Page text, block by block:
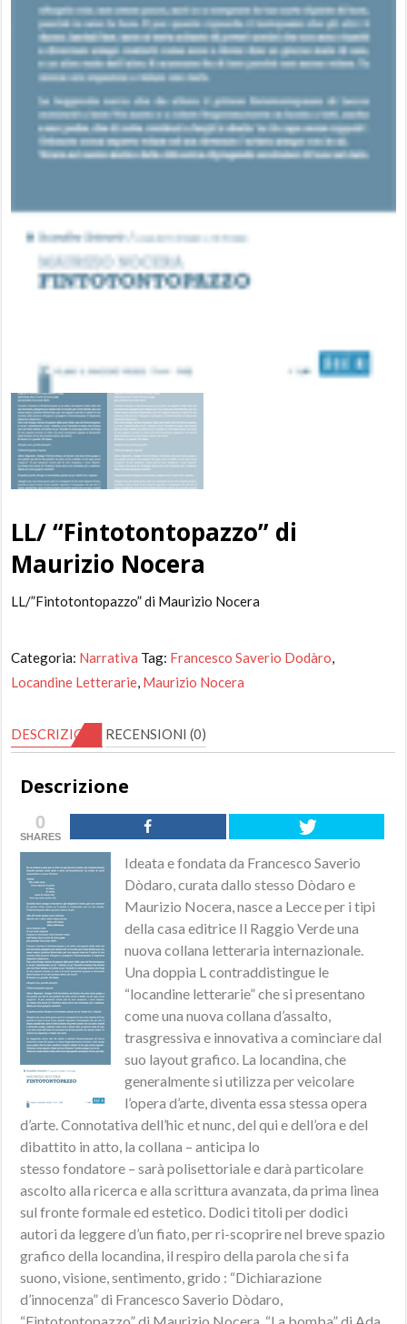
LL/ “Fintotontopazzo” di
Maurizio Nocera
LL/”Fintotontopazzo” di Maurizio Nocera
Categoria: Narrativa Tag: Francesco Saverio Dodàro,
Locandine Letterarie, Maurizio Nocera
DESCRIZIONE RECENSIONI (0)
Descrizione
0
SHARES
Ideata e fondata da Francesco Saverio
Dòdaro, curata dallo stesso Dòdaro e
Maurizio Nocera, nasce a Lecce per i tipi
della casa editrice Il Raggio Verde una
nuova collana letteraria internazionale.
Una doppia L contraddistingue le
“locandine letterarie” che si presentano
come una nuova collana d’assalto,
trasgressiva e innovativa a cominciare dal
suo layout grafico. La locandina, che
generalmente si utilizza per veicolare
l’opera d’arte, diventa essa stessa opera
d’arte. Connotativa dell’hic et nunc, del qui e dell’ora e del
dibattito in atto, la collana – anticipa lo
stesso fondatore – sarà polisettoriale e darà particolare
ascolto alla ricerca e alla scrittura avanzata, da prima linea
sul fronte formale ed estetico. Dodici titoli per dodici
autori da leggere d’un fiato, per ri-scoprire nel breve spazio
grafico della locandina, il respiro della parola che si fa
suono, visione, sentimento, grido : “Dichiarazione
d’innocenza” di Francesco Saverio Dòdaro,
“Fintotontopazzo” di Maurizio Nocera, “La bomba” di Ada